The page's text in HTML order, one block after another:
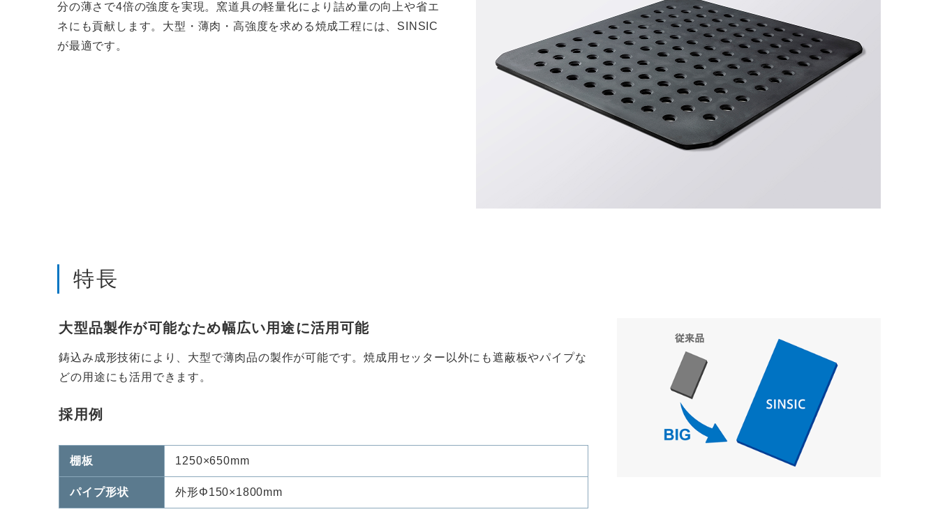
分の薄さで4倍の強度を実現。窯道具の軽量化により詰め量の向上や省エ
ネにも貢献します。大型・薄肉・高強度を求める焼成工程には、SINSIC
が最適です。
特長
大型品製作が可能なため幅広い用途に活用可能
鋳込み成形技術により、大型で薄肉品の製作が可能です。焼成用セッター以外にも遮蔽板やパイプな
どの用途にも活用できます。
採用例
棚板 1250×650mm
パイプ形状 外形Φ150×1800mm